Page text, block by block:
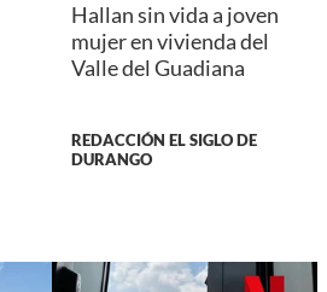
Hallan sin vida a joven
mujer en vivienda del
Valle del Guadiana
REDACCIÓN EL SIGLO DE
DURANGO